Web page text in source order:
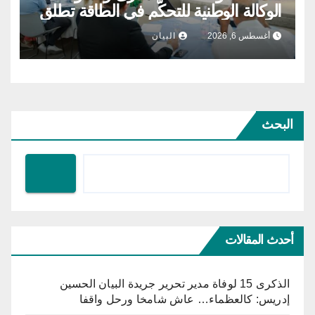
الوكالة الوطنية للتحكّم في الطاقة تطلق
مشروع الطاقة الشمسية الفولطاضوئية
أغسطس 6, 2026 البيان
البحث
أحدث المقالات
الذكرى 15 لوفاة مدير تحرير جريدة البيان الحسين
إدريس: كالعظماء… عاش شامخا ورحل واقفا